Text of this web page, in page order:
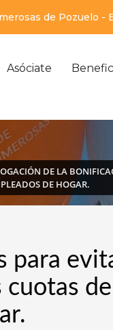
de Pozuelo -
Asóciate
DE LA
DE HOGAR.
para